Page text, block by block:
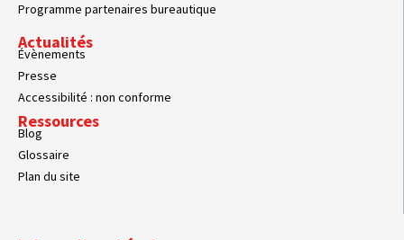
Programme partenaires bureautique
Actualités
Évènements
Presse
Accessibilité : non conforme
Ressources
Blog
Glossaire
Plan du site